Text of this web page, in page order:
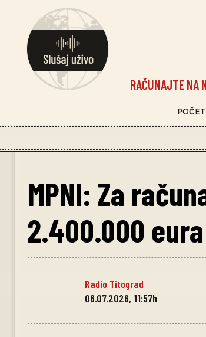
RAČUNAJTE NA
MPNI: Za
2.400.000 eura
Radio Titograd
06.07.2026, 11:57h